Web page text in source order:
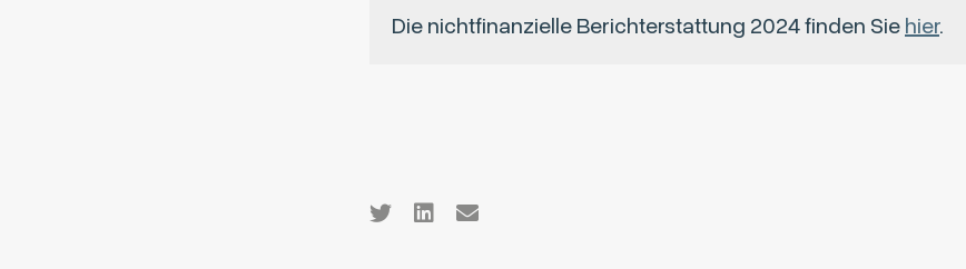
Die nichtfinanzielle Berichterstattung 2024 finden Siehier.